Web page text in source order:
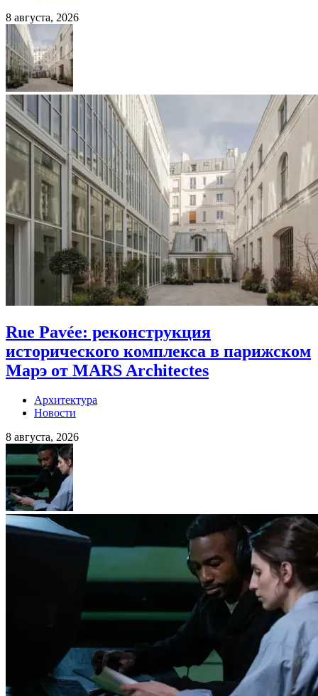
8 августа, 2026
Rue Pavée: реконструкция
исторического комплекса в парижском
Марэ от MARS Architectes
Архитектура
Новости
8 августа, 2026